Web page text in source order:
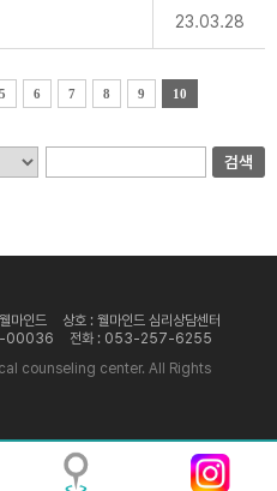
23.03.28
5 6 7 8 9 10
검색
책임자 및 담당자의 연락처
상담센터는 개인정보처리에
같이 개인정보보호 책임자를
다.
6255
면서 발생한 모든 개인정보보호
처리, 피해구제 등에 관한 사항
책임자 및 담당자에게 문의하
웰마인드 심리상담센터는 정보
으로 구제를 받고자 하는 정보
심리상담센터 외에 아래의 기
나 상담 등을 신청할 수 있습니
마인드
상호 : 웰마인드 심리상담센터
00036
전화 : 053-257-6255
counseling center. All Rights